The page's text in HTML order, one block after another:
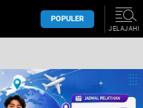
POPULER
JELAJAHI